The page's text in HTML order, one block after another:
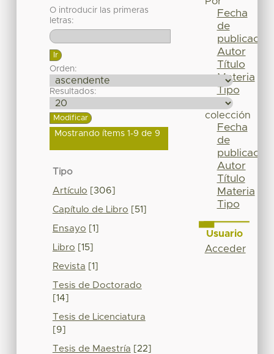
O introducir las primeras
letras:
Orden:
Resultados:
Mostrando ítems 1-9 de 9
Tipo
Artículo [306]
Capítulo de Libro [51]
Ensayo [1]
Libro [15]
Revista [1]
Tesis de Doctorado
[14]
Tesis de Licenciatura
[9]
Tesis de Maestría [22]
Fecha
de
publicación
Autor
Título
Materia
Tipo
colección
Fecha
de
publicación
Autor
Título
Materia
Tipo
Usuario
Acceder